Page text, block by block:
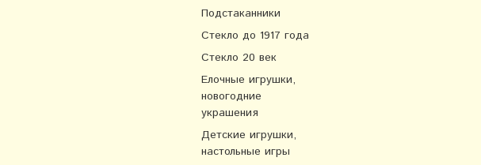
Подстаканники
Стекло до 1917 года
Стекло 20 век
Елочные игрушки,
новогодние
украшения
Детские игрушки,
настольные игры